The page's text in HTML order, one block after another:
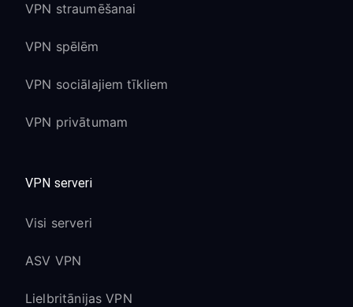
VPN straumēšanai
VPN spēlēm
VPN sociālajiem tīkliem
VPN privātumam
VPN serveri
Visi serveri
ASV VPN
Lielbritānijas VPN